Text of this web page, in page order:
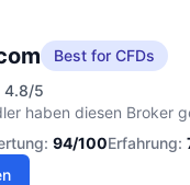
Best for CFDs
4.8/5
haben diesen Broker
94/100Erfahrung: